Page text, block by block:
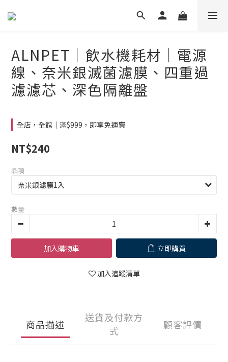
ALNPET｜飲水機耗材｜電源
線、奈米銀滅菌濾膜、四重過
濾濾芯、深色隔離盤
全店，全館｜滿$999，即享免運費
NT$240
品項
數量
加入購物車 立即購買
加入追蹤清單
商品描述
送貨及付款方
式
顧客評價